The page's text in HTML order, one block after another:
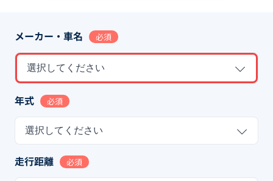
メーカー・車名 必須
選択してください
年式 必須
選択してください
走行距離 必須